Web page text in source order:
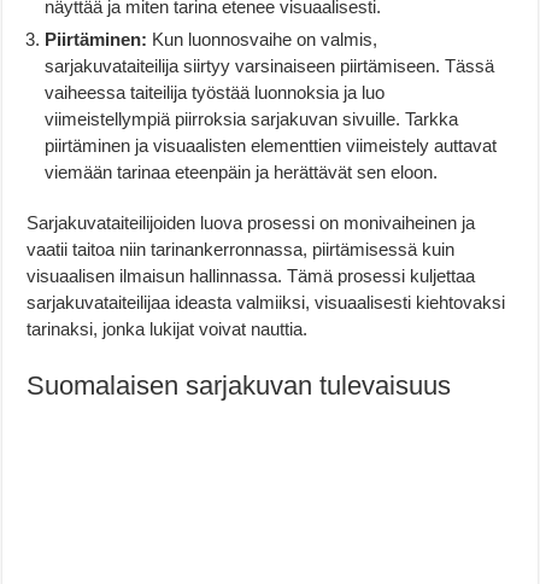
näyttää ja miten tarina etenee visuaalisesti.
Piirtäminen: Kun luonnosvaihe on valmis,
sarjakuvataiteilija siirtyy varsinaiseen piirtämiseen. Tässä
vaiheessa taiteilija työstää luonnoksia ja luo
viimeistellympiä piirroksia sarjakuvan sivuille. Tarkka
piirtäminen ja visuaalisten elementtien viimeistely auttavat
viemään tarinaa eteenpäin ja herättävät sen eloon.
Sarjakuvataiteilijoiden luova prosessi on monivaiheinen ja
vaatii taitoa niin tarinankerronnassa, piirtämisessä kuin
visuaalisen ilmaisun hallinnassa. Tämä prosessi kuljettaa
sarjakuvataiteilijaa ideasta valmiiksi, visuaalisesti kiehtovaksi
tarinaksi, jonka lukijat voivat nauttia.
Suomalaisen sarjakuvan tulevaisuus